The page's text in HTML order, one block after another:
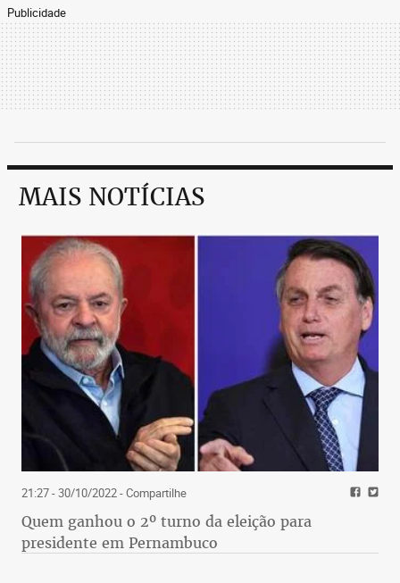
Publicidade
MAIS NOTÍCIAS
21:27 - 30/10/2022- Compartilhe
Quem ganhou o 2º turno da eleição para
presidente em Pernambuco